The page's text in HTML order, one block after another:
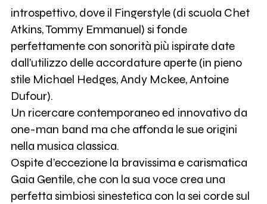
introspettivo, dove il Fingerstyle (di scuola Chet
Atkins, Tommy Emmanuel) si fonde
perfettamente con sonorità più ispirate date
dall’utilizzo delle accordature aperte (in pieno
stile Michael Hedges, Andy Mckee, Antoine
Dufour).
Un ricercare contemporaneo ed innovativo da
one-man band ma che affonda le sue origini
nella musica classica.
Ospite d’eccezione la bravissima e carismatica
Gaia Gentile, che con la sua voce crea una
perfetta simbiosi sinestetica con la sei corde sul